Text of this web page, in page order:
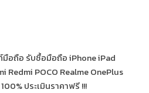
อถือ รับซื้อมือถือ iPhone iPad
Redmi POCO Realme OnePlus
ประเมินราคาฟรี !!!